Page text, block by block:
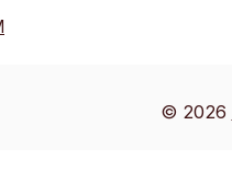
© 2026